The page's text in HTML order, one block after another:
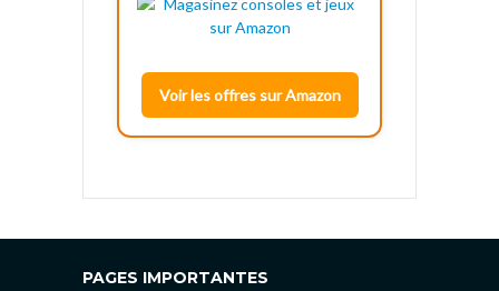
Voir les offres sur Amazon
PAGES IMPORTANTES